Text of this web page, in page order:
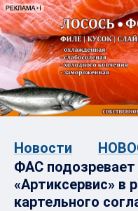
Новости
ФАС подозревает
«Артиксервис» в
картельного